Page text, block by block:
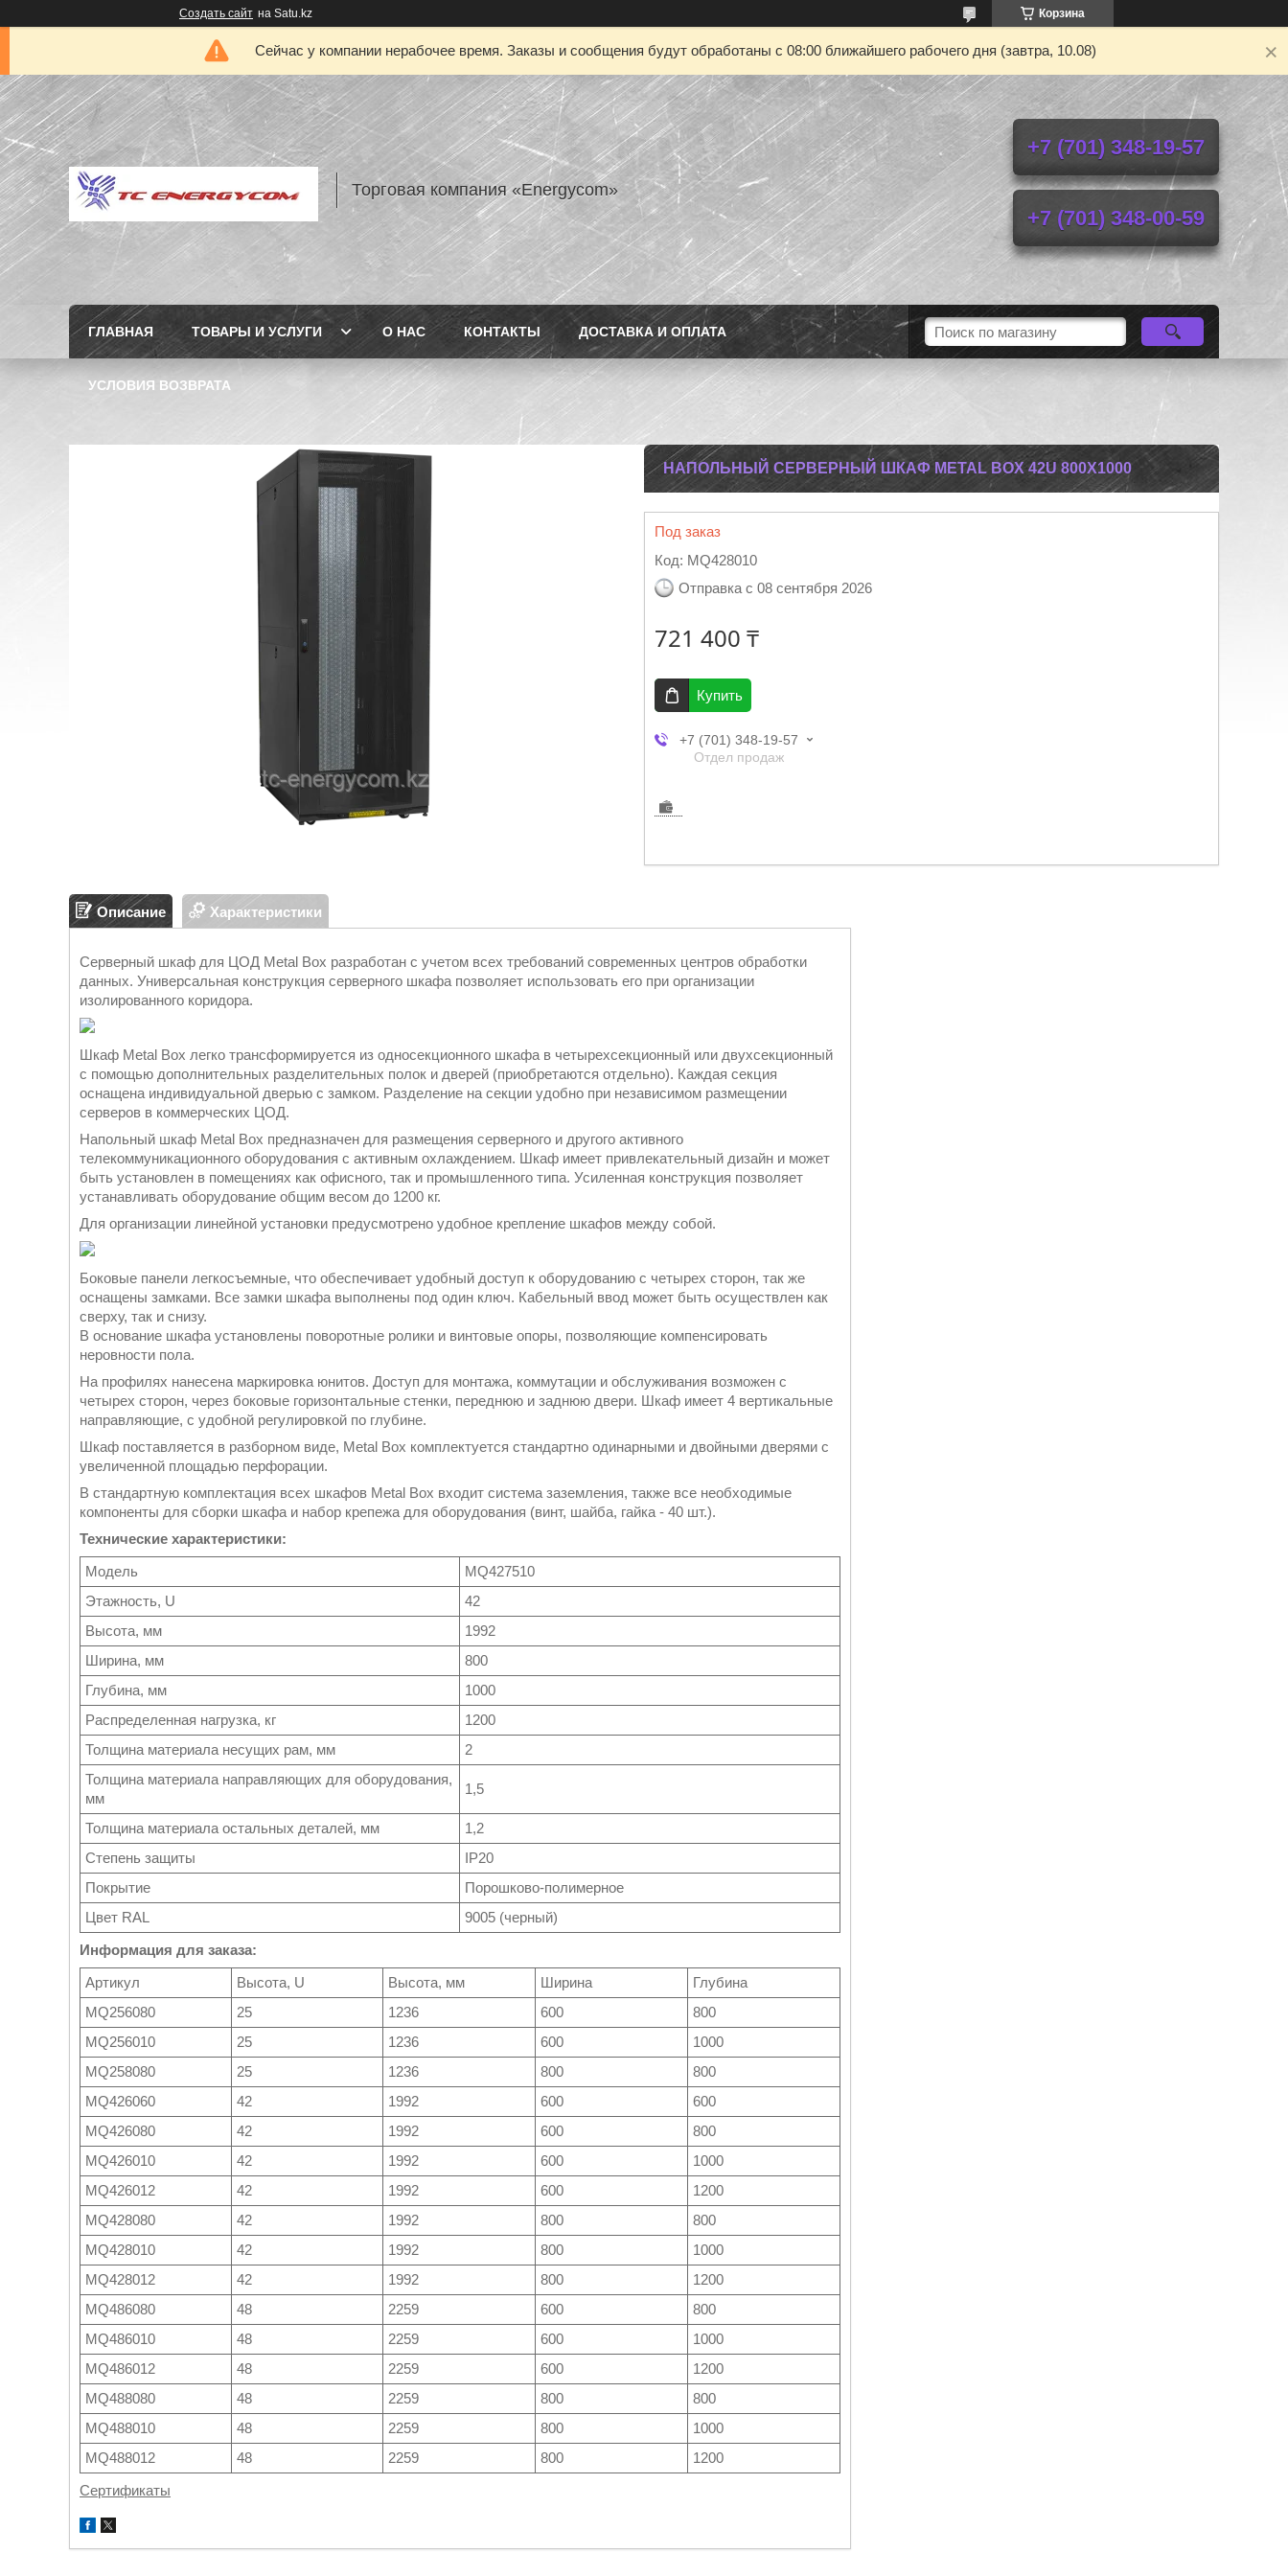
Создать сайт на Satu.kz Корзина
Сейчас у компании нерабочее время. Заказы и сообщения будут обработаны с 08:00 ближайшего рабочего дня (завтра, 10.08)
Торговая компания «Energycom»
+7 (701) 348-19-57
+7 (701) 348-00-59
ГЛАВНАЯ ТОВАРЫ И УСЛУГИ О НАС КОНТАКТЫ ДОСТАВКА И ОПЛАТА
УСЛОВИЯ ВОЗВРАТА
НАПОЛЬНЫЙ СЕРВЕРНЫЙ ШКАФ METAL BOX 42U 800Х1000
Под заказ
Код: MQ428010
Отправка с 08 сентября 2026
721 400 ₸
Купить
+7 (701) 348-19-57
Отдел продаж
Описание Характеристики
Серверный шкаф для ЦОД Metal Box разработан с учетом всех требований современных центров обработки
данных. Универсальная конструкция серверного шкафа позволяет использовать его при организации
изолированного коридора.
Шкаф Metal Box легко трансформируется из односекционного шкафа в четырехсекционный или двухсекционный
с помощью дополнительных разделительных полок и дверей (приобретаются отдельно). Каждая секция
оснащена индивидуальной дверью с замком. Разделение на секции удобно при независимом размещении
серверов в коммерческих ЦОД.
Напольный шкаф Metal Box предназначен для размещения серверного и другого активного
телекоммуникационного оборудования с активным охлаждением. Шкаф имеет привлекательный дизайн и может
быть установлен в помещениях как офисного, так и промышленного типа. Усиленная конструкция позволяет
устанавливать оборудование общим весом до 1200 кг.
Для организации линейной установки предусмотрено удобное крепление шкафов между собой.
Боковые панели легкосъемные, что обеспечивает удобный доступ к оборудованию с четырех сторон, так же
оснащены замками. Все замки шкафа выполнены под один ключ. Кабельный ввод может быть осуществлен как
сверху, так и снизу.
В основание шкафа установлены поворотные ролики и винтовые опоры, позволяющие компенсировать
неровности пола.
На профилях нанесена маркировка юнитов. Доступ для монтажа, коммутации и обслуживания возможен с
четырех сторон, через боковые горизонтальные стенки, переднюю и заднюю двери. Шкаф имеет 4 вертикальные
направляющие, с удобной регулировкой по глубине.
Шкаф поставляется в разборном виде, Metal Box комплектуется стандартно одинарными и двойными дверями с
увеличенной площадью перфорации.
В стандартную комплектация всех шкафов Metal Box входит система заземления, также все необходимые
компоненты для сборки шкафа и набор крепежа для оборудования (винт, шайба, гайка - 40 шт.).
Технические характеристики:
Модель
MQ427510
Этажность, U
42
Высота, мм
1992
Ширина, мм
800
Глубина, мм
1000
Распределенная нагрузка, кг
1200
Толщина материала несущих рам, мм
2
Толщина материала направляющих для оборудования,
мм
1,5
Толщина материала остальных деталей, мм
1,2
Степень защиты
IP20
Покрытие
Порошково-полимерное
Цвет RAL
9005 (черный)
Информация для заказа:
Артикул
Высота, U Высота, мм Ширина
Глубина
MQ256080
25 1236 600
800
MQ256010
25 1236 600
1000
MQ258080
25 1236 800
800
MQ426060
42 1992 600
600
MQ426080
42 1992 600
800
MQ426010
42 1992 600
1000
MQ426012
42 1992 600
1200
MQ428080
42 1992 800
800
MQ428010
42 1992 800
1000
MQ428012
42 1992 800
1200
MQ486080
48 2259 600
800
MQ486010
48 2259 600
1000
MQ486012
48 2259 600
1200
MQ488080
48 2259 800
800
MQ488010
48 2259 800
1000
MQ488012
48 2259 800
1200
Сертификаты